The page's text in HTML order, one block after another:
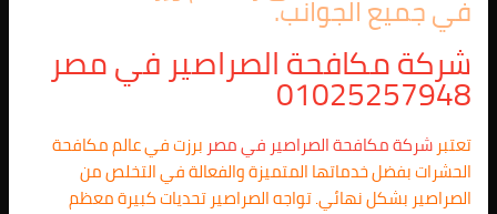
في جميع الجوانب.
شركة مكافحة الصراصير في مصر
01025257948
تعتبرشركة مكافحة الصراصير في مصر برزت في عالم مكافحة
الحشرات بفضل خدماتها المتميزة والفعالة في التخلص من
الصراصير بشكل نهائي. تواجه الصراصير تحديات كبيرة معظم